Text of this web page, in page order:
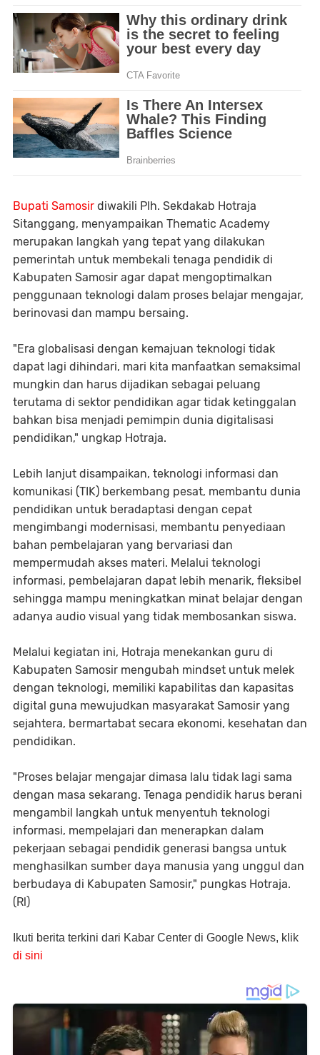
Bupati Samosir diwakili Plh. Sekdakab Hotraja
Sitanggang, menyampaikan Thematic Academy
merupakan langkah yang tepat yang dilakukan
pemerintah untuk membekali tenaga pendidik di
Kabupaten Samosir agar dapat mengoptimalkan
penggunaan teknologi dalam proses belajar mengajar,
berinovasi dan mampu bersaing.
"Era globalisasi dengan kemajuan teknologi tidak
dapat lagi dihindari, mari kita manfaatkan semaksimal
mungkin dan harus dijadikan sebagai peluang
terutama di sektor pendidikan agar tidak ketinggalan
bahkan bisa menjadi pemimpin dunia digitalisasi
pendidikan," ungkap Hotraja.
Lebih lanjut disampaikan, teknologi informasi dan
komunikasi (TIK) berkembang pesat, membantu dunia
pendidikan untuk beradaptasi dengan cepat
mengimbangi modernisasi, membantu penyediaan
bahan pembelajaran yang bervariasi dan
mempermudah akses materi. Melalui teknologi
informasi, pembelajaran dapat lebih menarik, fleksibel
sehingga mampu meningkatkan minat belajar dengan
adanya audio visual yang tidak membosankan siswa.
Melalui kegiatan ini, Hotraja menekankan guru di
Kabupaten Samosir mengubah mindset untuk melek
dengan teknologi, memiliki kapabilitas dan kapasitas
digital guna mewujudkan masyarakat Samosir yang
sejahtera, bermartabat secara ekonomi, kesehatan dan
pendidikan.
"Proses belajar mengajar dimasa lalu tidak lagi sama
dengan masa sekarang. Tenaga pendidik harus berani
mengambil langkah untuk menyentuh teknologi
informasi, mempelajari dan menerapkan dalam
pekerjaan sebagai pendidik generasi bangsa untuk
menghasilkan sumber daya manusia yang unggul dan
berbudaya di Kabupaten Samosir," pungkas Hotraja.
(Rl)
Ikuti berita terkini dari Kabar Center di Google News, klik
di sini